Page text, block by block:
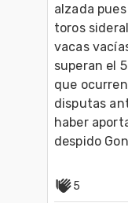
alzada
toros
vacas
superan el
que
disputas
haber
despido
5